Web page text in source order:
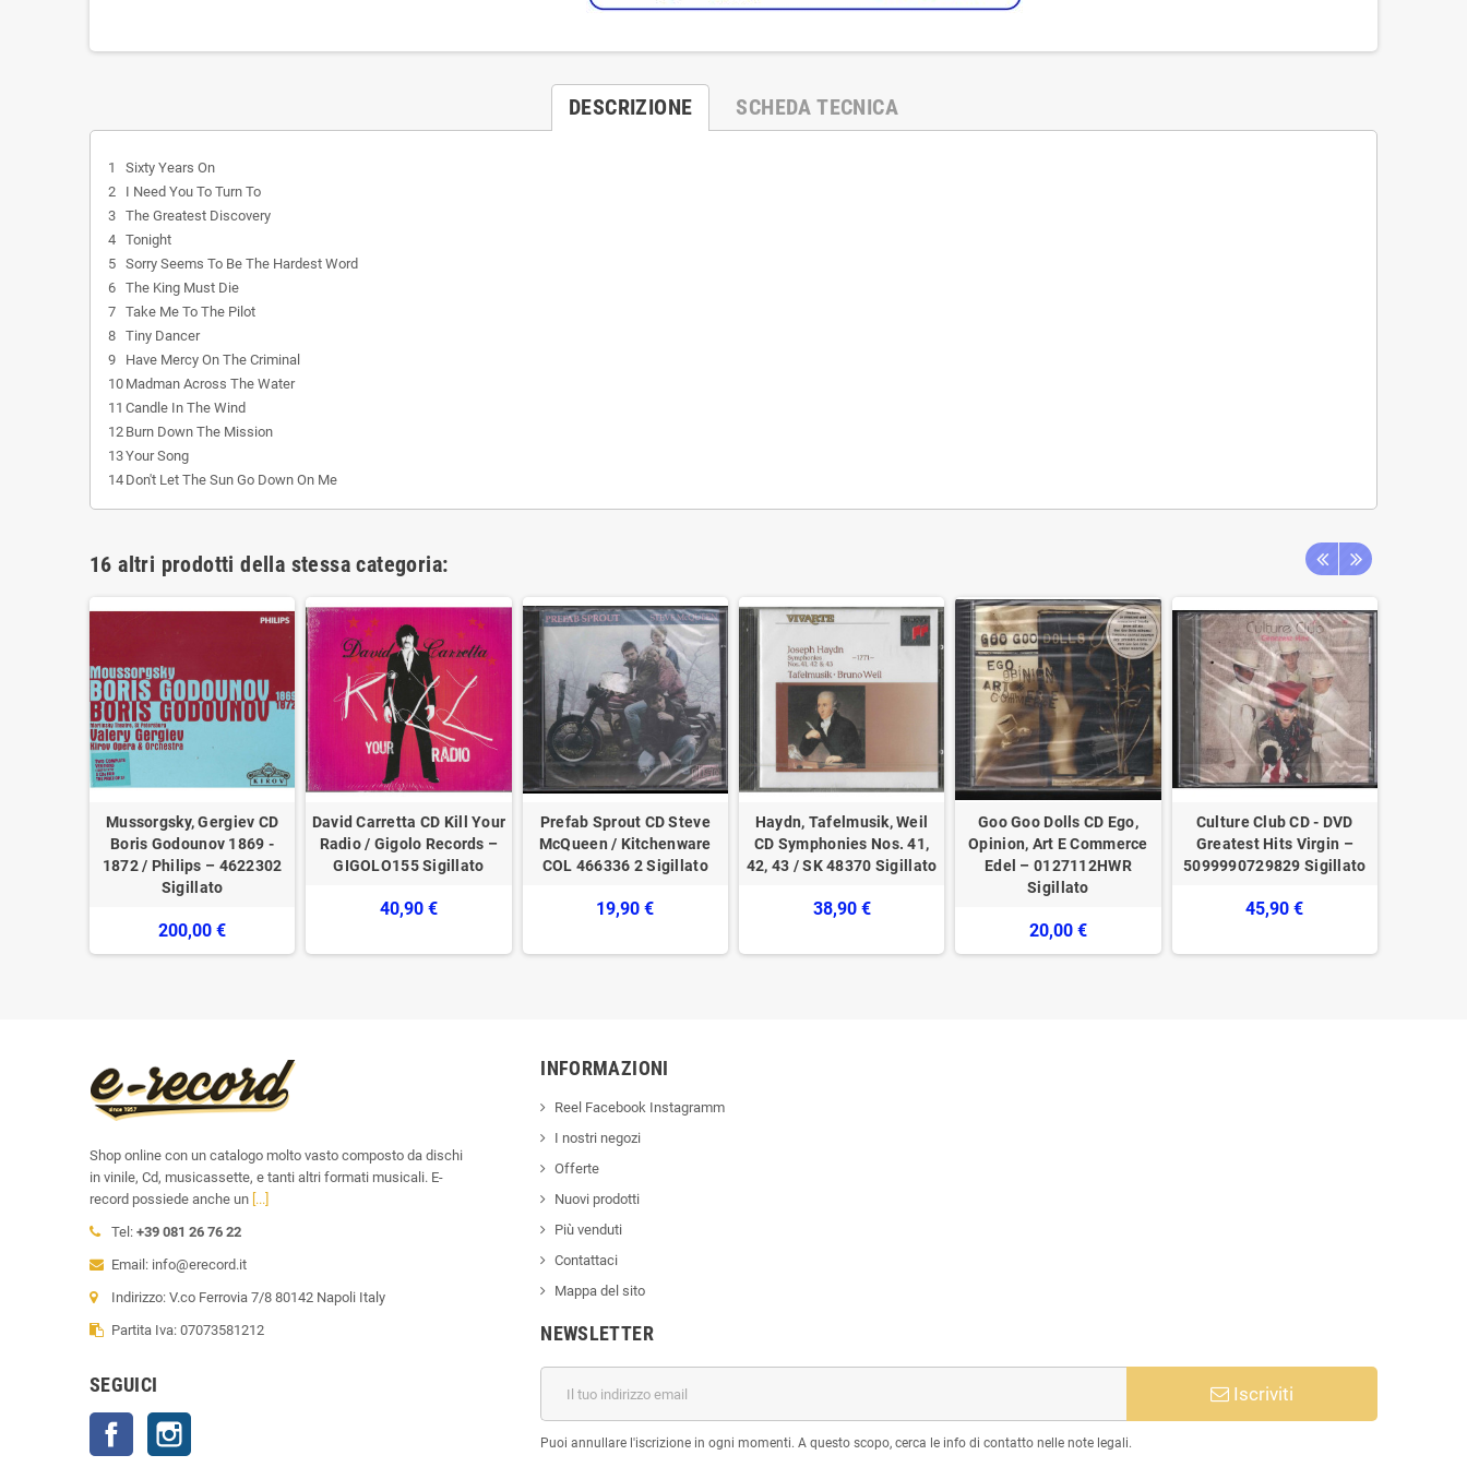
DESCRIZIONE SCHEDA TECNICA
1
Sixty Years On
2
I Need You To Turn To
3 The Greatest Discovery
4 Tonight
5 Sorry Seems To Be The Hardest Word
6 The King Must Die
7 Take Me To The Pilot
8 Tiny Dancer
9
Have Mercy On The Criminal
10 Madman Across The Water
11 Candle In The Wind
12 Burn Down The Mission
13Your Song
14 Don't Let The Sun Go Down On Me
16 altri prodotti della stessa categoria:
Mussorgsky, Gergiev CD
Boris Godounov 1869 -
1872 / Philips – 4622302
Sigillato
200,00 €
David Carretta CD Kill Your
Radio / Gigolo Records –
GIGOLO155 Sigillato
40,90 €
Prefab Sprout CD Steve
McQueen / Kitchenware
COL 466336 2 Sigillato
19,90 €
Haydn, Tafelmusik, Weil
CD Symphonies Nos. 41,
42, 43 / SK 48370 Sigillato
38,90 €
Goo Goo Dolls CD Ego,
Opinion, Art E Commerce
Edel – 0127112HWR
Sigillato
20,00 €
Culture Club CD - DVD
Greatest Hits Virgin –
5099990729829 Sigillato
45,90 €
Shop online con un catalogo molto vasto composto da dischi
in vinile, Cd, musicassette, e tanti altri formati musicali. E-
record possiede anche un [...]
Tel: +39 081 26 76 22
Email: info@erecord.it
Indirizzo: V.co Ferrovia 7/8 80142 Napoli Italy
Partita Iva: 07073581212
SEGUICI
Facebook
INFORMAZIONI
Reel Facebook Instagramm
I nostri negozi
Offerte
Nuovi prodotti
Più venduti
Contattaci
Mappa del sito
NEWSLETTER
Iscriviti
Puoi annullare l'iscrizione in ogni momenti. A questo scopo, cerca le info di contatto nelle note legali.